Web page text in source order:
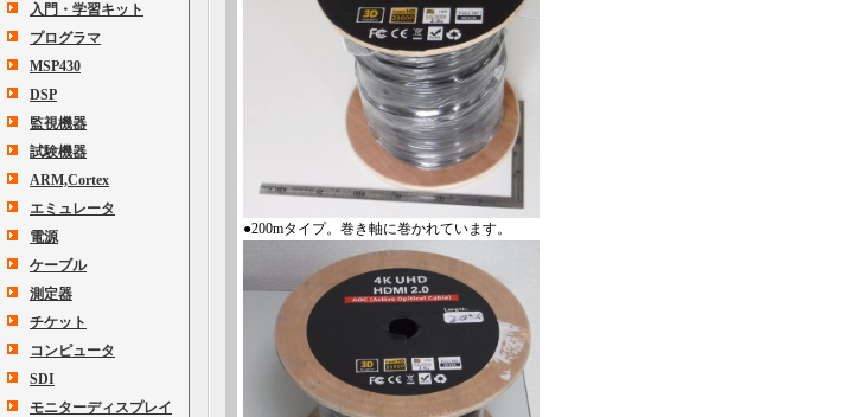
入門・学習キット
プログラマ
MSP430
DSP
監視機器
試験機器
ARM,Cortex
エミュレータ
電源
ケーブル
測定器
チケット
コンピュータ
SDI
モニターディスプレイ
●200mタイプ。巻き軸に巻かれています。